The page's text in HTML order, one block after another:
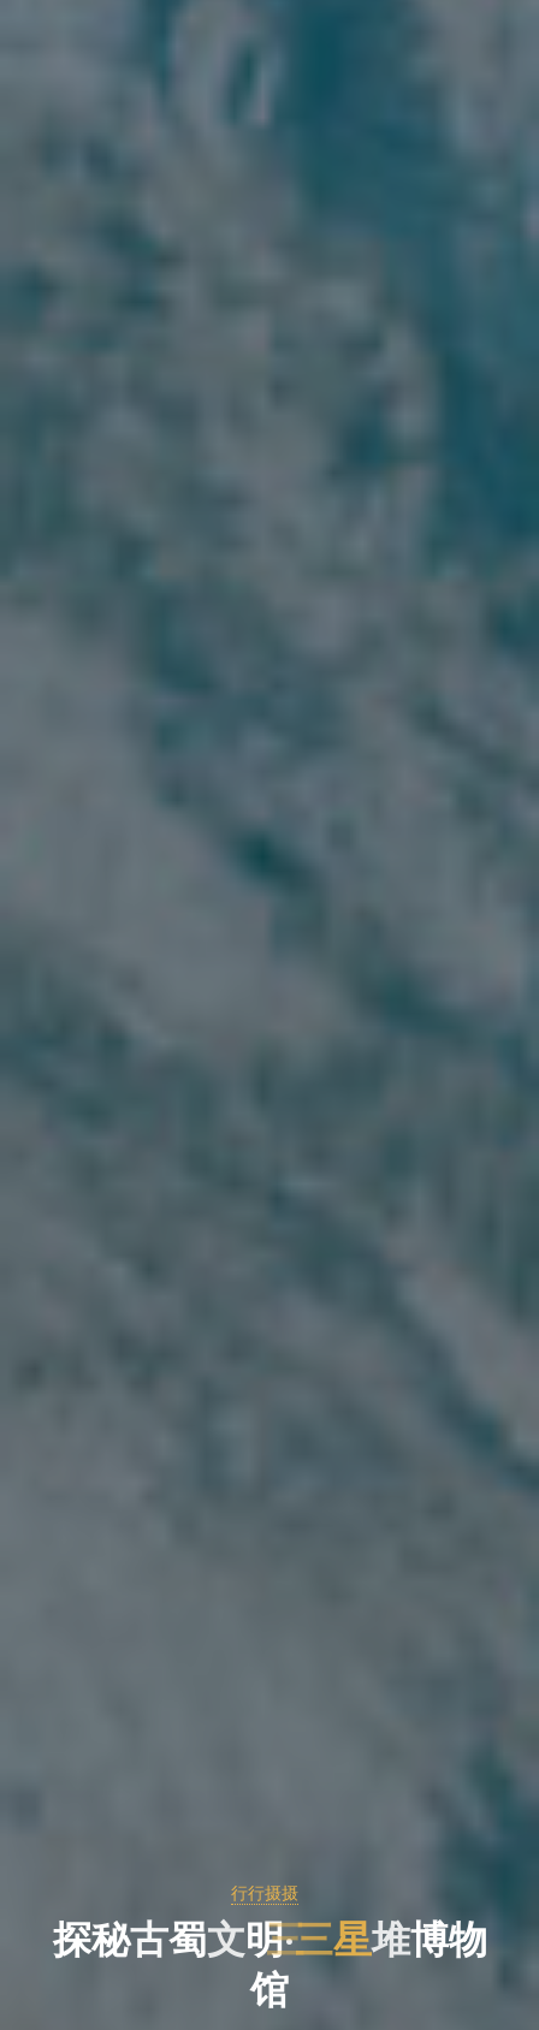
行行摄摄
探秘古蜀文明·三星堆博物
馆